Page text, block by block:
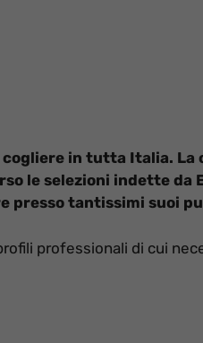
cogliere in tutta Italia. La
le selezioni indette da
presso tantissimi suoi
professionali di cui